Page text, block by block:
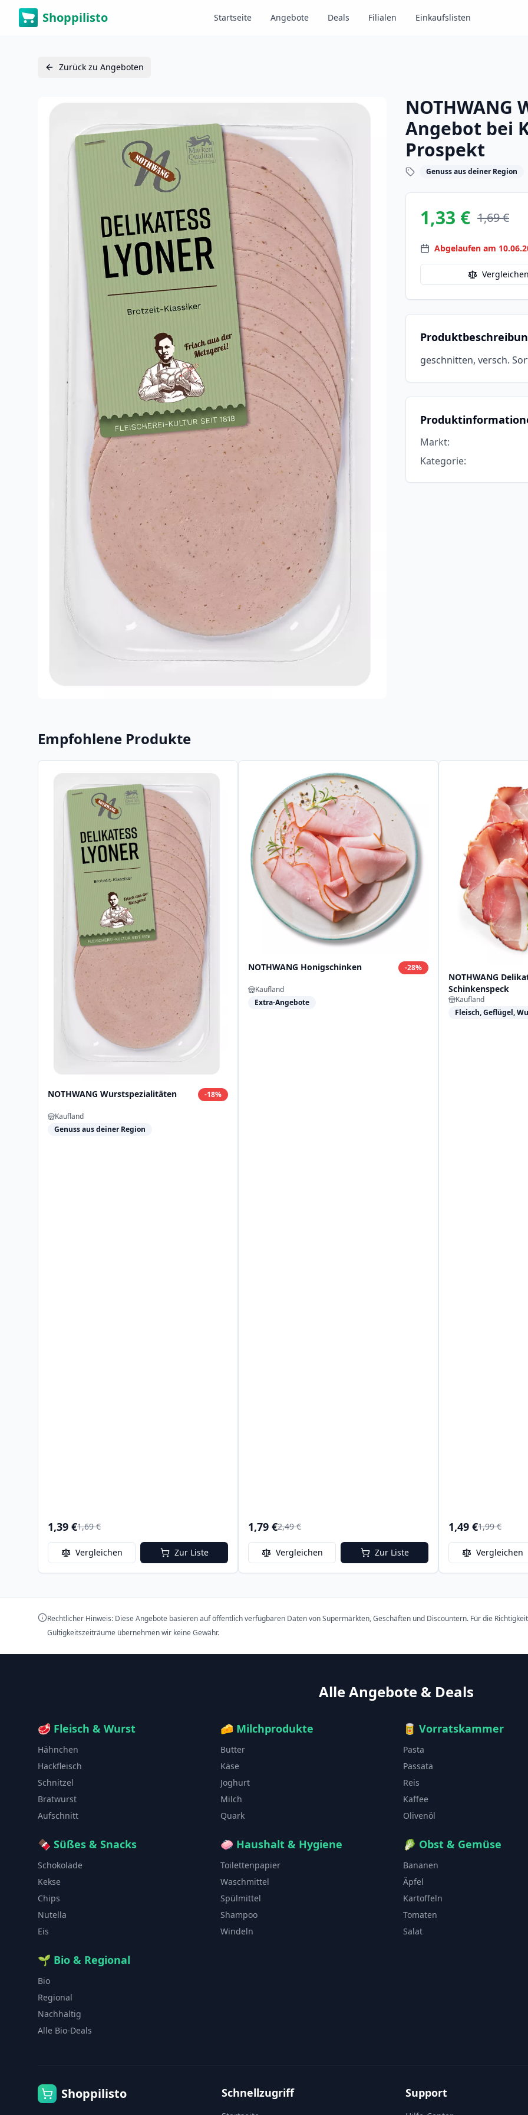
Shoppilisto Startseite Angebote Deals Filialen Einkaufslisten
Zurück zu Angeboten
Angebot bei
Prospekt
Genuss aus deiner Region
1,33 € 1,69 €
Abgelaufen am
Vergleichen
geschnitten, versch.
Markt:
Kategorie:
Empfohlene Produkte
NOTHWANG Wurstspezialitäten -18%
Kaufland
Genuss aus deiner Region
1,39 €1,69 €
Vergleichen Zur Liste
NOTHWANG Honigschinken -28%
Kaufland
Extra-Angebote
1,79 €2,49 €
Vergleichen Zur Liste
NOTHWANG
Schinkenspeck
Kaufland
Fleisch, Geflügel,
1,49 €1,99 €
Vergleichen
Rechtlicher Hinweis: Diese Angebote basieren auf öffentlich verfügbaren Daten von Supermärkten, Geschäften und Discountern. Für die
Gültigkeitszeiträume übernehmen wir keine Gewähr.
Alle Angebote & Deals
🥩 Fleisch & Wurst
Hähnchen
Hackfleisch
Schnitzel
Bratwurst
Aufschnitt
🧀 Milchprodukte
Butter
Käse
Joghurt
Milch
Quark
🥫 Vorratskammer
Pasta
Passata
Reis
Kaffee
Olivenöl
🍫 Süßes & Snacks
Schokolade
Kekse
Chips
Nutella
Eis
🧼 Haushalt & Hygiene
Toilettenpapier
Waschmittel
Spülmittel
Shampoo
Windeln
🥬 Obst & Gemüse
Bananen
Äpfel
Kartoffeln
Tomaten
Salat
🌱 Bio & Regional
Bio
Regional
Nachhaltig
Alle Bio-Deals
Shoppilisto Schnellzugriff Support